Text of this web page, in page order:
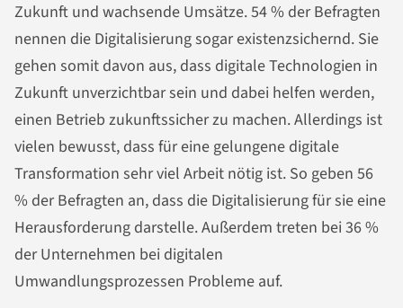
Zukunft und wachsende Umsätze. 54 % der Befragten
nennen die Digitalisierung sogar existenzsichernd. Sie
gehen somit davon aus, dass digitale Technologien in
Zukunft unverzichtbar sein und dabei helfen werden,
einen Betrieb zukunftssicher zu machen. Allerdings ist
vielen bewusst, dass für eine gelungene digitale
Transformation sehr viel Arbeit nötig ist. So geben 56
% der Befragten an, dass die Digitalisierung für sie eine
Herausforderung darstelle. Außerdem treten bei 36 %
der Unternehmen bei digitalen
Umwandlungsprozessen Probleme auf.